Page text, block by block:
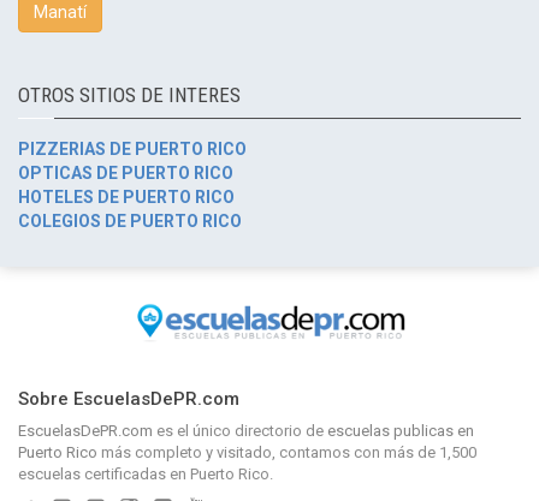
Manatí
OTROS SITIOS DE INTERES
PIZZERIAS DE PUERTO RICO
OPTICAS DE PUERTO RICO
HOTELES DE PUERTO RICO
COLEGIOS DE PUERTO RICO
Sobre EscuelasDePR.com
EscuelasDePR.com es el único directorio de escuelas publicas en
Puerto Rico más completo y visitado, contamos con más de 1,500
escuelas certificadas en Puerto Rico.